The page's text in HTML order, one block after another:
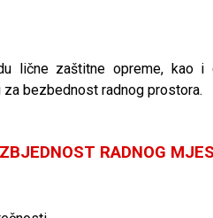
lične zaštitne opreme, kao i
bezbednost radnog prostora.
RADNOG